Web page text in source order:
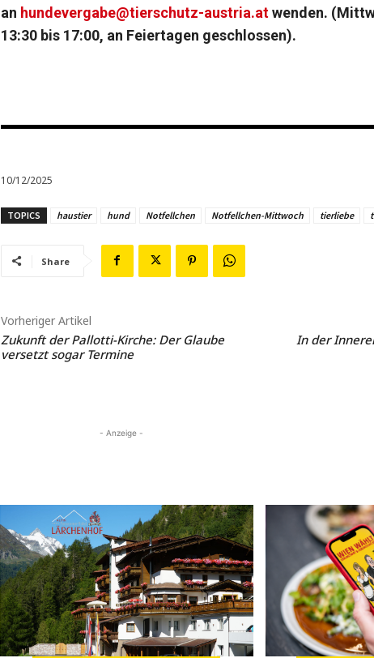
an hundevergabe@tierschutz-austria.atwenden.
13:30 bis 17:00, an Feiertagen geschlossen).
10/12/2025
TOPICS haustier hund Notfellchen Notfellchen-Mittwoch tierliebe
Share
Vorheriger Artikel
Zukunft der Pallotti-Kirche: Der Glaube
versetzt sogar Termine
In der
- Anzeige -